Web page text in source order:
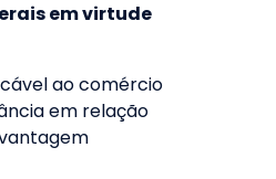
em virtude
ao comércio
em relação